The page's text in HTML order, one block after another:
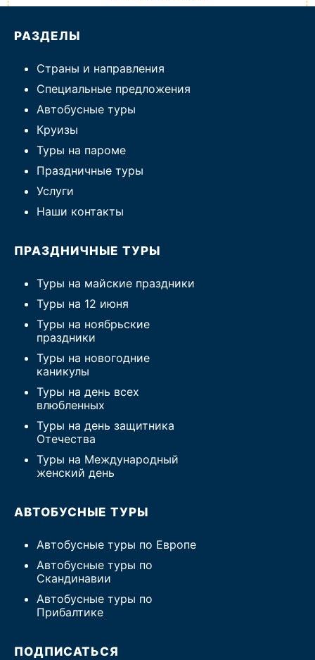
РАЗДЕЛЫ
Страны и направления
Специальные предложения
Автобусные туры
Круизы
Туры на пароме
Праздничные туры
Услуги
Наши контакты
ПРАЗДНИЧНЫЕ ТУРЫ
Туры на майские праздники
Туры на 12 июня
Туры на ноябрьские
праздники
Туры на новогодние
каникулы
Туры на день всех
влюбленных
Туры на день защитника
Отечества
Туры на Международный
женский день
АВТОБУСНЫЕ ТУРЫ
Автобусные туры по Европе
Автобусные туры по
Скандинавии
Автобусные туры по
Прибалтике
ПОДПИСАТЬСЯ